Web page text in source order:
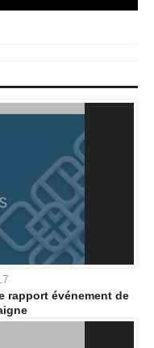
rapport événement de